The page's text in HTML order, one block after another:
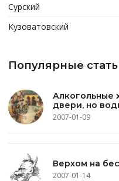
Сурский
Кузоватовский
Популярные
Алкогольные
двери, но
2007-01-09
Верхом на
2007-01-14